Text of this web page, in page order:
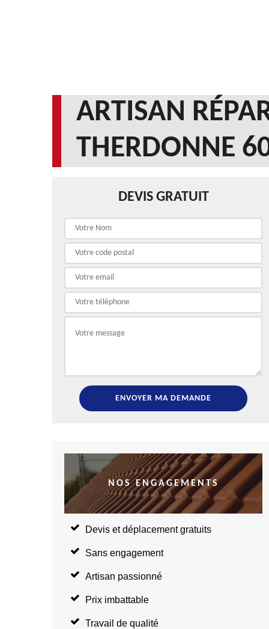
ARTISAN
THERDONNE
DEVIS GRATUIT
NOS ENGAGEMENTS
Devis et déplacement gratuits
Sans engagement
Artisan passionné
Prix imbattable
Travail de qualité